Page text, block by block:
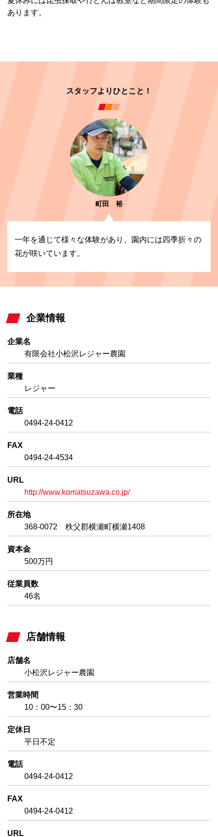
あります。
スタッフよりひとこと！
町田 裕
一年を通じて様々な体験があり、園内には四季折々の
花が咲いています。
企業情報
企業名
有限会社小松沢レジャー農園
業種
レジャー
電話
0494-24-0412
FAX
0494-24-4534
URL
http://www.komatsuzawa.co.jp/
所在地
368-0072 秩父郡横瀬町横瀬1408
資本金
500万円
従業員数
46名
店舗情報
店舗名
小松沢レジャー農園
営業時間
10：00〜15：30
定休日
平日不定
電話
0494-24-0412
FAX
0494-24-0412
URL